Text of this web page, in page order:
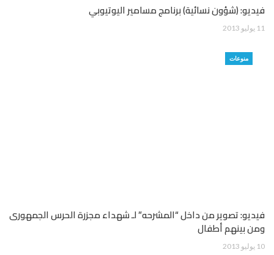
فيديو: (شؤون نسائية) برنامج مسامير اليوتيوبي
11 يوليو 2013
منوعات
فيديو: تصوير من داخل “المشرحه” لـ شهداء مجزرة الحرس الجمهورى
ومن بينهم أطفال
10 يوليو 2013